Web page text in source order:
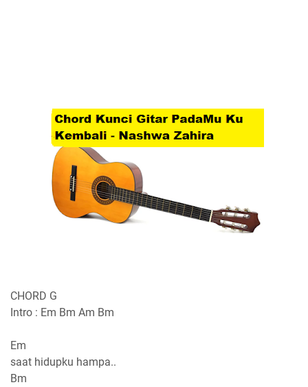
CHORD G
Intro : Em Bm Am Bm
Em
saat hidupku hampa..
Bm